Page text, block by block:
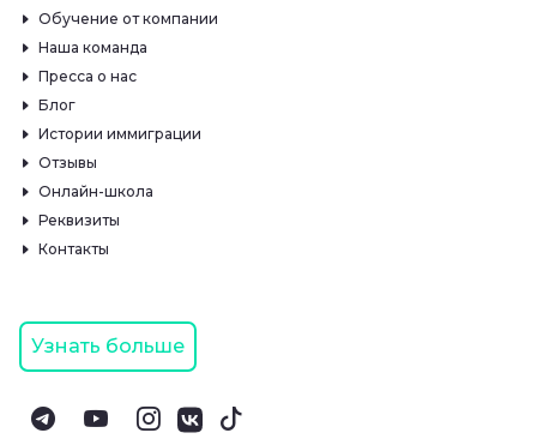
Обучение от компании
Наша команда
Пресса о нас
Блог
Истории иммиграции
Отзывы
Онлайн-школа
Реквизиты
Контакты
Узнать больше